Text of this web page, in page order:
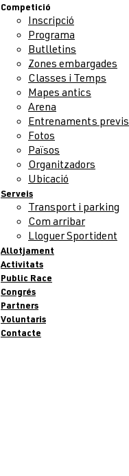
Competició
Inscripció
Programa
Butlletins
Zones embargades
Classes i Temps
Mapes antics
Arena
Entrenaments previs
Fotos
Països
Organitzadors
Ubicació
Serveis
Transport i parking
Com arribar
Lloguer Sportident
Allotjament
Activitats
Public Race
Congrés
Partners
Voluntaris
Contacte